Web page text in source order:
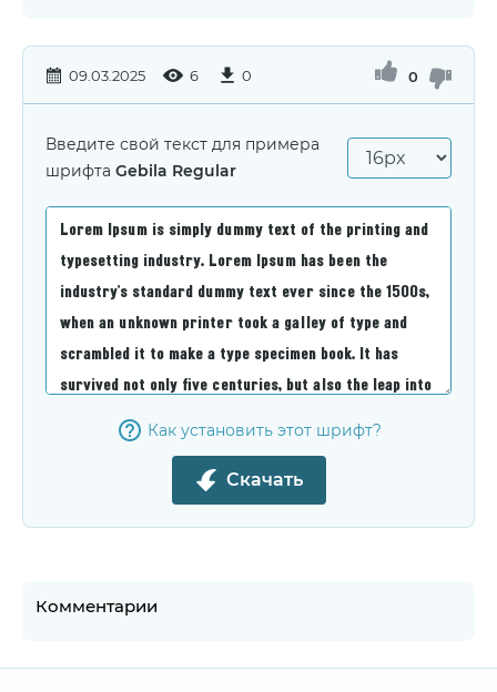
09.03.2025 6 0 0
Введите свой текст для примера
шрифта Gebila Regular
Как установить этот шрифт?
Скачать
Комментарии